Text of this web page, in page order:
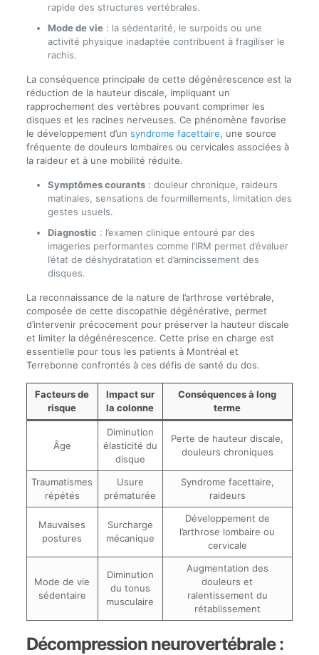
rapide des structures vertébrales.
Mode de vie: la sédentarité, le surpoids ou une
activité physique inadaptée contribuent à fragiliser le
rachis.
La conséquence principale de cette dégénérescence est la
réduction de la hauteur discale, impliquant un
rapprochement des vertèbres pouvant comprimer les
disques et les racines nerveuses. Ce phénomène favorise
le développement d’un syndrome facettaire, une source
fréquente de douleurs lombaires ou cervicales associées à
la raideur et à une mobilité réduite.
Symptômes courants: douleur chronique, raideurs
matinales, sensations de fourmillements, limitation des
gestes usuels.
Diagnostic : l’examen clinique entouré par des
imageries performantes comme l’IRM permet d’évaluer
l’état de déshydratation et d’amincissement des
disques.
La reconnaissance de la nature de l’arthrose vertébrale,
composée de cette discopathie dégénérative, permet
d’intervenir précocement pour préserver la hauteur discale
et limiter la dégénérescence. Cette prise en charge est
essentielle pour tous les patients à Montréal et
Terrebonne confrontés à ces défis de santé du dos.
Facteurs de
risque
Impact sur
la colonne
Conséquences à long
terme
Âge
Diminution
élasticité du
disque
Perte de hauteur discale,
douleurs chroniques
Traumatismes
répétés
Usure
prématurée
Syndrome facettaire,
raideurs
Mauvaises
postures
Surcharge
mécanique
Développement de
l’arthrose lombaire ou
cervicale
Mode de vie
sédentaire
Diminution
du tonus
musculaire
Augmentation des
douleurs et
ralentissement du
rétablissement
Décompression neurovertébrale :